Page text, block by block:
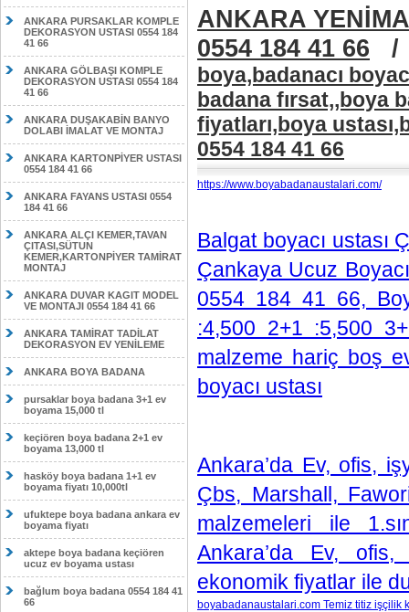
ANKARA PURSAKLAR KOMPLE
DEKORASYON USTASI 0554 184
41 66
ANKARA GÖLBAŞI KOMPLE
DEKORASYON USTASI 0554 184
41 66
ANKARA DUŞAKABİN BANYO
DOLABI İMALAT VE MONTAJ
ANKARA KARTONPİYER USTASI
0554 184 41 66
ANKARA FAYANS USTASI 0554
184 41 66
ANKARA ALÇI KEMER,TAVAN
ÇITASI,SÜTUN
KEMER,KARTONPİYER TAMİRAT
MONTAJ
ANKARA DUVAR KAGIT MODEL
VE MONTAJI 0554 184 41 66
ANKARA TAMİRAT TADİLAT
DEKORASYON EV YENİLEME
ANKARA BOYA BADANA
pursaklar boya badana 3+1 ev
boyama 15,000 tl
keçiören boya badana 2+1 ev
boyama 13,000 tl
hasköy boya badana 1+1 ev
boyama fiyatı 10,000tl
ufuktepe boya badana ankara ev
boyama fiyatı
aktepe boya badana keçiören
ucuz ev boyama ustası
bağlum boya badana 0554 184 41
66
ANKARA
0554 184 41 66
boya,badanacı
badana fırsat,,boya
fiyatları,boya
0554 184 41 66
https://www.boyabadanaustalari.com/
Balgat boyacı ustası
Çankaya Ucuz
0554 184 41 66,
:4,500 2+1 :5,500
malzeme hariç boş
boyacı ustası
Ankara’da Ev, ofis,
Çbs, Marshall,
malzemeleri ile
Ankara’da Ev,
ekonomik fiyatlar ile
boyabadanaustalari.com Temiz titiz